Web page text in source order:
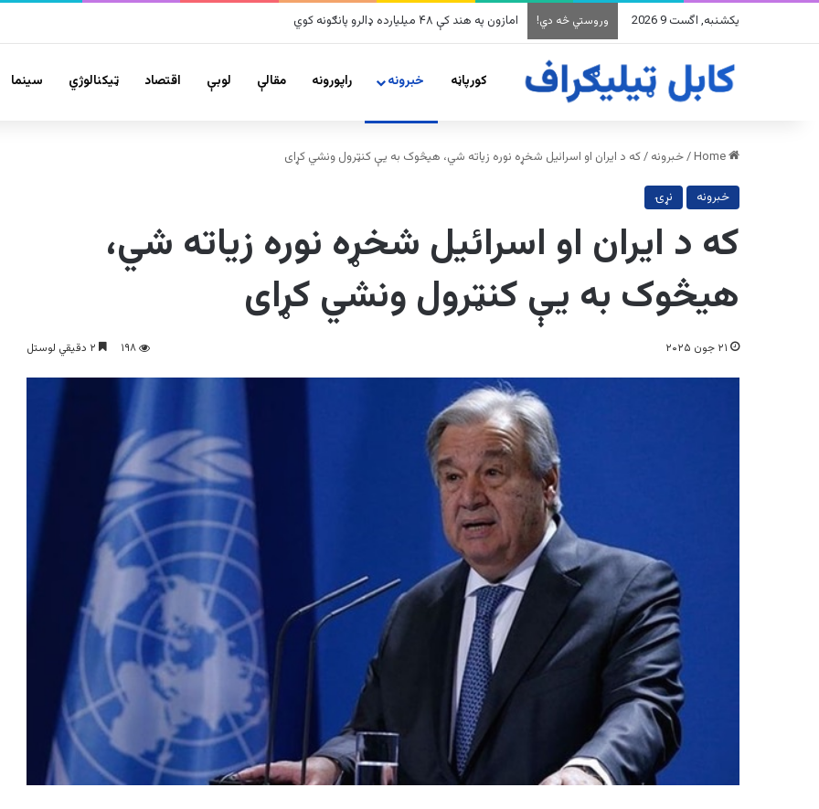
یکشنبه, اگست 9 2026 وروستي څه دي! په وینزویلا کې زورورو زلزلو پراخ زیانونه اړولي
کورپاڼه خبرونه راپورونه مقالې لوبې اقتصاد ټیکنالوژي سينما
/خبرونه /که د ایران او اسرائیل شخړه نوره زیاته شي، هیڅوک به یې کنټرول ونشي کړای
خبرونه نړۍ
که د ایران او اسرائیل شخړه نوره زیاته شي،
هیڅوک به یې کنټرول ونشي کړای
۲۱ جون ۲۰۲۵ ۱۹۸